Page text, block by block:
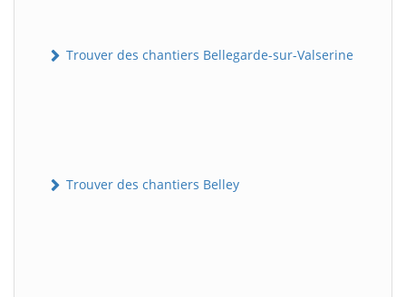
Trouver des chantiers Bellegarde-sur-Valserine
Trouver des chantiers Belley